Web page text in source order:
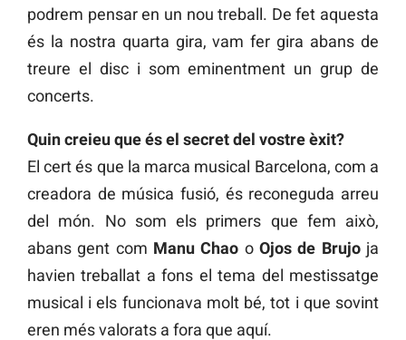
podrem pensar en un nou treball. De fet aquesta
és la nostra quarta gira, vam fer gira abans de
treure el disc i som eminentment un grup de
concerts.
Quin creieu que és el secret del vostre èxit?
El cert és que la marca musical Barcelona, com a
creadora de música fusió, és reconeguda arreu
del món. No som els primers que fem això,
abans gent com Manu Chao oOjos de Brujoja
havien treballat a fons el tema del mestissatge
musical i els funcionava molt bé, tot i que sovint
eren més valorats a fora que aquí.